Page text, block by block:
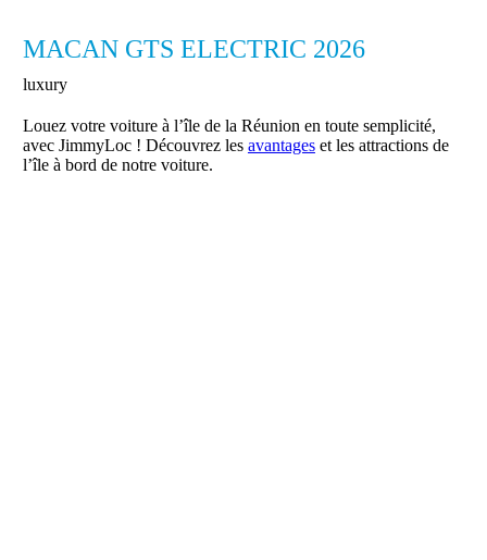
MACAN GTS ELECTRIC 2026
luxury
Louez votre voiture à l’île de la Réunion en toute semplicité,
avec JimmyLoc ! Découvrez les avantageset les attractions de
l’île à bord de notre voiture.